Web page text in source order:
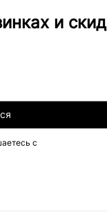
и
с